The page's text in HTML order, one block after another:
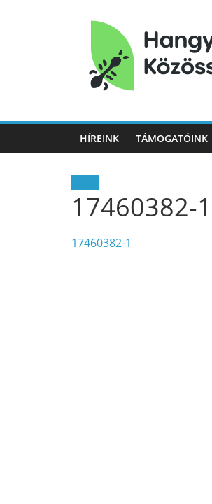
Hangya
Közösség
Hangya
Közösség
HÍREINK TÁMOGATÓINK
17460382-1
17460382-1